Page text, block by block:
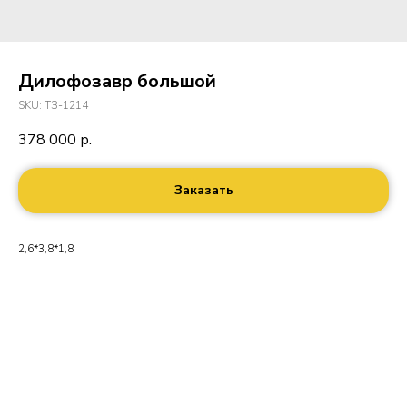
Дилофозавр большой
SKU: ТЗ-1214
378 000 р.
Заказать
2,6*3,8*1,8